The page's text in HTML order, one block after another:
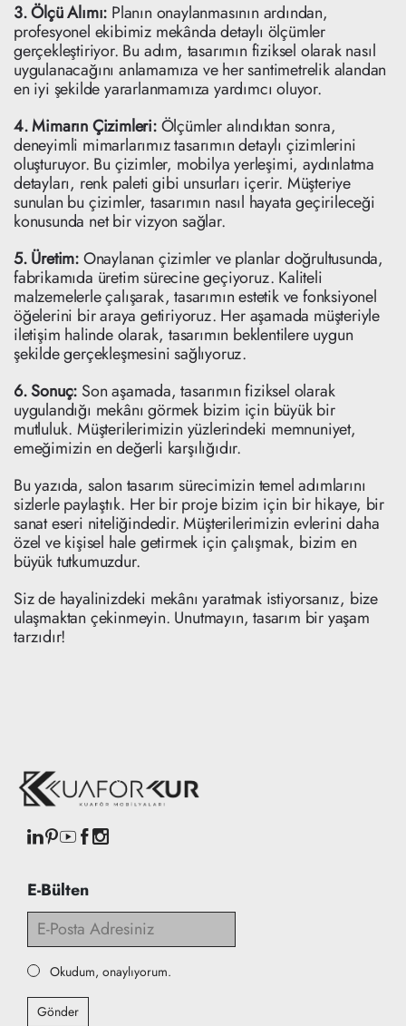
3. Ölçü Alımı: Planın onaylanmasının ardından,
profesyonel ekibimiz mekânda detaylı ölçümler
gerçekleştiriyor. Bu adım, tasarımın fiziksel olarak nasıl
uygulanacağını anlamamıza ve her santimetrelik alandan
en iyi şekilde yararlanmamıza yardımcı oluyor.
4. Mimarın Çizimleri:Ölçümler alındıktan sonra,
deneyimli mimarlarımız tasarımın detaylı çizimlerini
oluşturuyor. Bu çizimler, mobilya yerleşimi, aydınlatma
detayları, renk paleti gibi unsurları içerir. Müşteriye
sunulan bu çizimler, tasarımın nasıl hayata geçirileceği
konusunda net bir vizyon sağlar.
5. Üretim:Onaylanan çizimler ve planlar doğrultusunda,
fabrikamıda üretim sürecine geçiyoruz. Kaliteli
malzemelerle çalışarak, tasarımın estetik ve fonksiyonel
öğelerini bir araya getiriyoruz. Her aşamada müşteriyle
iletişim halinde olarak, tasarımın beklentilere uygun
şekilde gerçekleşmesini sağlıyoruz.
6. Sonuç: Son aşamada, tasarımın fiziksel olarak
uygulandığı mekânı görmek bizim için büyük bir
mutluluk. Müşterilerimizin yüzlerindeki memnuniyet,
emeğimizin en değerli karşılığıdır.
Bu yazıda, salon tasarım sürecimizin temel adımlarını
sizlerle paylaştık. Her bir proje bizim için bir hikaye, bir
sanat eseri niteliğindedir. Müşterilerimizin evlerini daha
özel ve kişisel hale getirmek için çalışmak, bizim en
büyük tutkumuzdur.
Siz de hayalinizdeki mekânı yaratmak istiyorsanız, bize
ulaşmaktan çekinmeyin. Unutmayın, tasarım bir yaşam
tarzıdır!
E-Bülten
Okudum, onaylıyorum.
Gönder